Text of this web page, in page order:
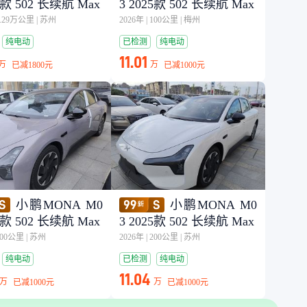
502 长续航 Max
万公里 苏州
纯电动
已减1800元
3 2025款 502 长续航 Max
2026年 100公里 梅州
已检测 纯电动
11.01 万 已减1000元
小鹏MONA M0
502 长续航 Max
公里 苏州
纯电动
万 已减1000元
小鹏MONA M0
3 2025款 502 长续航 Max
2026年 200公里 苏州
已检测 纯电动
11.04 万 已减1000元